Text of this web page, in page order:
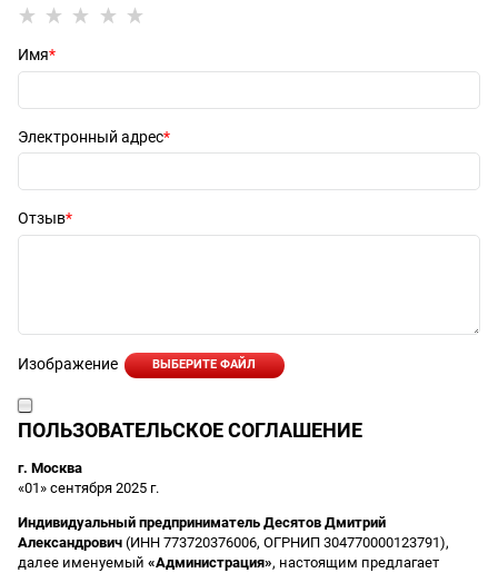
Имя
Электронный адрес
Отзыв
Изображение ВЫБЕРИТЕ ФАЙЛ
ПОЛЬЗОВАТЕЛЬСКОЕ СОГЛАШЕНИЕ
г. Москва
«01» сентября 2025 г.
Индивидуальный предприниматель Десятов Дмитрий
Александрович (ИНН 773720376006, ОГРНИП 304770000123791),
далее именуемый «Администрация», настоящим предлагает